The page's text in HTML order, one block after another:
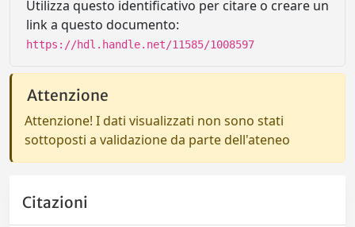
Utilizza questo identificativo per citare o creare un
link a questo documento:
https://hdl.handle.net/11585/1008597
Attenzione
Attenzione! I dati visualizzati non sono stati
sottoposti a validazione da parte dell'ateneo
Citazioni